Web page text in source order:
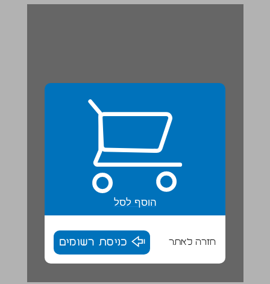
הוסף לסל
חזרה לאתר כניסת רשומים